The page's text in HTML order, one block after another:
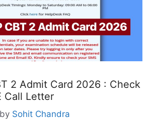
2 Admit Card 2026 : Check
Call Letter
by Sohit Chandra